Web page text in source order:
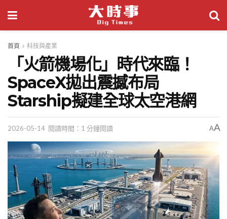
首頁 科技與產業
「火箭機場化」時代來臨！
SpaceX拋出震撼布局
Starship擬建全球太空港網
2026-05-14 閱讀時間：1 分鐘閱讀 AA